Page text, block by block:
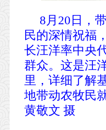
8月20日，
民的深情祝福
长汪洋率中央
群众。这是汪
里，详细了解
地带动农牧民
黄敬文 摄